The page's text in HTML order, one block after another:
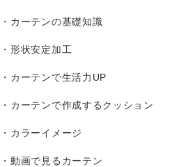
カーテンの基礎知識
形状安定加工
カーテンで生活力UP
カーテンで作成するクッション
カラーイメージ
動画で見るカーテン